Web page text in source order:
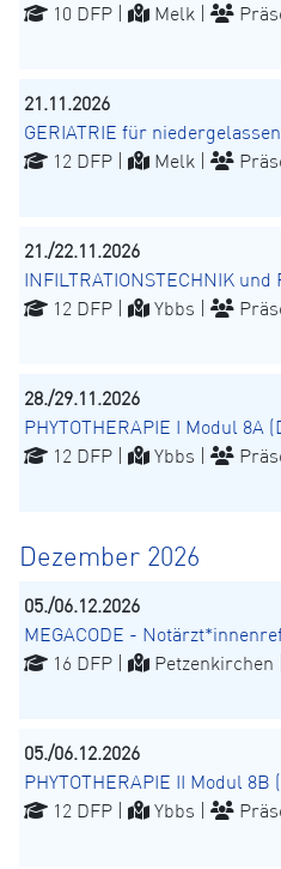
10 DFP |
Melk |
21.11.2026
GERIATRIE für
12 DFP |
Melk |
21./22.11.2026
INFILTRATIONSTECHNIK und
12 DFP |
Ybbs |
28./29.11.2026
PHYTOTHERAPIE I Modul 8A
12 DFP |
Ybbs |
Dezember 2026
05./06.12.2026
MEGACODE -
16 DFP |
Petzenkirchen |
05./06.12.2026
PHYTOTHERAPIE II Modul
12 DFP |
Ybbs |